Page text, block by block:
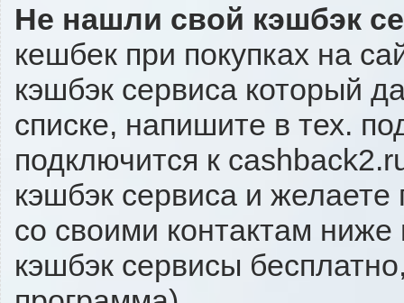
Не нашли свой кэшбэк
кешбек при покупках на
кэшбэк сервиса который
списке, напишите в тех.
подключится к
кэшбэк сервиса и желаете
со своими контактам
кэшбэк сервисы